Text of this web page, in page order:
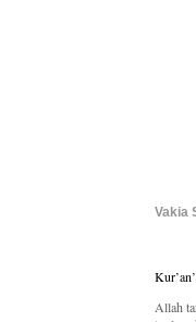
Vakia
Allah